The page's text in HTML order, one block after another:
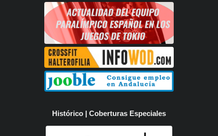
Histórico | Coberturas Especiales